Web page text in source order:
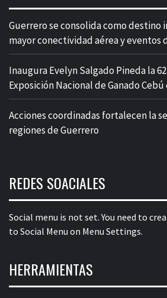
Guerrero se consolida como destino
mayor conectividad aérea y eventos
Inaugura Evelyn Salgado Pineda la
Exposición Nacional de Ganado
Acciones coordinadas fortalecen la
regiones de Guerrero
REDES SOACIALES
Social menu is not set. You need to
to Social Menu on Menu Settings.
HERRAMIENTAS